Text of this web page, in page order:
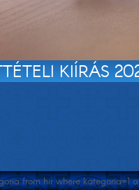
KIÍRÁS
from hir where